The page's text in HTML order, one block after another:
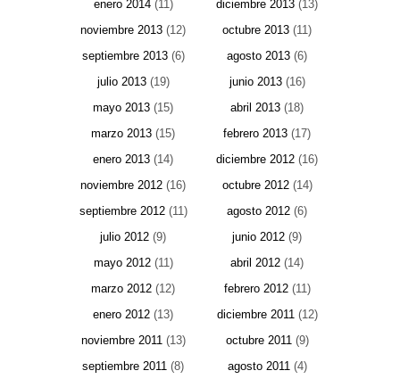
enero 2014(11) diciembre 2013 (13)
noviembre 2013 (12) octubre 2013 (11)
septiembre 2013(6) agosto 2013 (6)
julio 2013(19) junio 2013(16)
mayo 2013 (15) abril 2013 (18)
marzo 2013 (15) febrero 2013 (17)
enero 2013 (14) diciembre 2012 (16)
noviembre 2012 (16) octubre 2012(14)
septiembre 2012(11) agosto 2012 (6)
julio 2012 (9) junio 2012 (9)
mayo 2012(11) abril 2012 (14)
marzo 2012 (12) febrero 2012(11)
enero 2012 (13) diciembre 2011(12)
noviembre 2011(13) octubre 2011(9)
septiembre 2011 (8) agosto 2011(4)